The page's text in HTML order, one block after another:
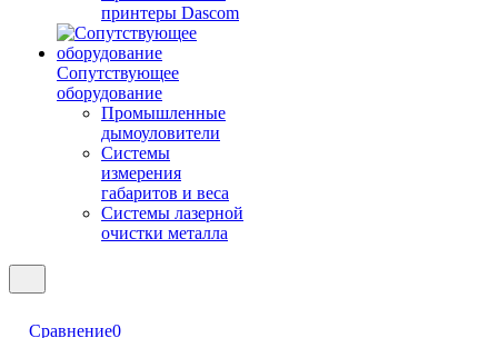
принтеры Dascom
Сопутствующее
оборудование
Промышленные
дымоуловители
Системы
измерения
габаритов и веса
Системы лазерной
очистки металла
Сравнение0